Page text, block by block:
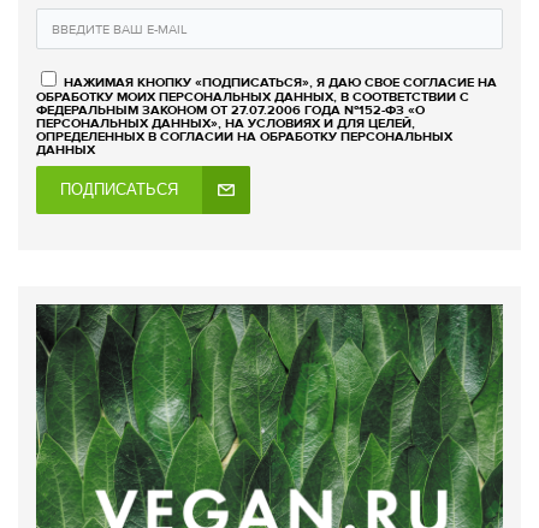
НАЖИМАЯ КНОПКУ «ПОДПИСАТЬСЯ», Я ДАЮ СВОЕ СОГЛАСИЕ НА
ОБРАБОТКУ МОИХ ПЕРСОНАЛЬНЫХ ДАННЫХ, В СООТВЕТСТВИИ С
ФЕДЕРАЛЬНЫМ ЗАКОНОМ ОТ 27.07.2006 ГОДА №152-ФЗ «О
ПЕРСОНАЛЬНЫХ ДАННЫХ», НА УСЛОВИЯХ И ДЛЯ ЦЕЛЕЙ,
ОПРЕДЕЛЕННЫХ В СОГЛАСИИ НА ОБРАБОТКУ ПЕРСОНАЛЬНЫХ
ДАННЫХ
ПОДПИСАТЬСЯ